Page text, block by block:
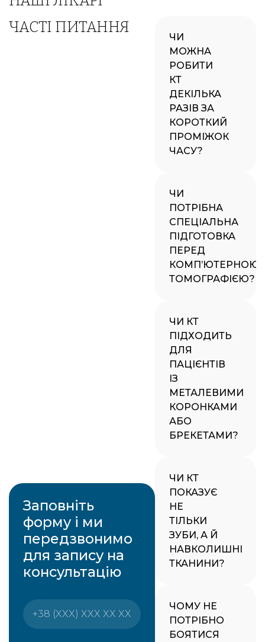
ЧАСТІ ПИТАННЯ
Заповніть
форму і ми
передзвонимо
для запису на
консультацію
ЧИ
МОЖНА
РОБИТИ
КТ
ДЕКІЛЬКА
РАЗІВ ЗА
КОРОТКИЙ
ПРОМІЖОК
ЧАСУ?
ЧИ
ПОТРІБНА
СПЕЦІАЛЬНА
ПІДГОТОВКА
ПЕРЕД
КОМП’ЮТЕРНОЮ
ТОМОГРАФІЄЮ?
ЧИ КТ
ПІДХОДИТЬ
ДЛЯ
ПАЦІЄНТІВ
ІЗ
МЕТАЛЕВИМИ
КОРОНКАМИ
АБО
БРЕКЕТАМИ?
ЧИ КТ
ПОКАЗУЄ
НЕ
ТІЛЬКИ
ЗУБИ, А Й
НАВКОЛИШНІ
ТКАНИНИ?
ЧОМУ НЕ
ПОТРІБНО
БОЯТИСЯ